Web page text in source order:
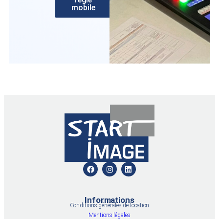
mobile
Informations
Conditions générales de location
Mentions légales